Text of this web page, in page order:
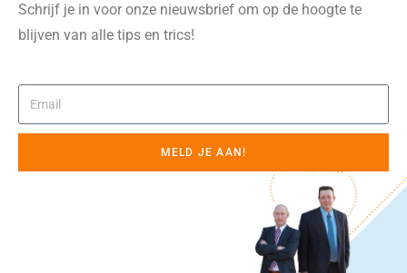
Schrijf je in voor onze nieuwsbrief om op de hoogte te
blijven van alle tips en trics!
MELD JE AAN!